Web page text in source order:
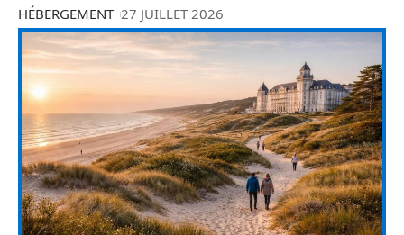
HÉBERGEMENT 27 JUILLET 2026